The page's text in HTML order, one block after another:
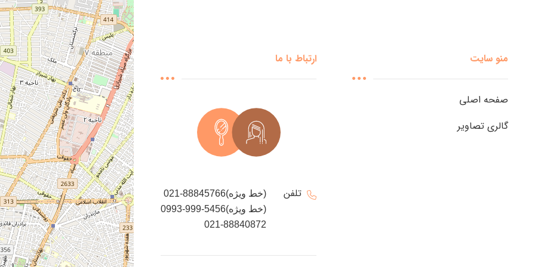
منو سایت
صفحه اصلی
گالری تصاویر
ارتباط با ما
تلفن
021-88845766(خط ویژه)
0993-999-5456(خط ویژه)
021-88840872